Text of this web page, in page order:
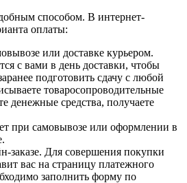
способом. В интернет-
оплаты:
или доставке курьером.
с вами в день доставки, чтобы
подготовить сдачу с любой
товаросопроводительные
денежные средства, получаете
при самовывозе или оформлении в
заказе. Для совершения покупки
вас на страницу платежного
заполнить форму по